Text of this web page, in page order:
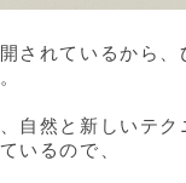
されているから、
自然と新しいテク
いるので、